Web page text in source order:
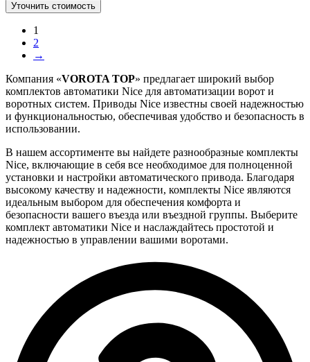
Уточнить стоимость
1
2
→
Компания «VOROTA TOP» предлагает широкий выбор
комплектов автоматики Nice для автоматизации ворот и
воротных систем. Приводы Nice известны своей надежностью
и функциональностью, обеспечивая удобство и безопасность в
использовании.
В нашем ассортименте вы найдете разнообразные комплекты
Nice, включающие в себя все необходимое для полноценной
установки и настройки автоматического привода. Благодаря
высокому качеству и надежности, комплекты Nice являются
идеальным выбором для обеспечения комфорта и
безопасности вашего въезда или въездной группы. Выберите
комплект автоматики Nice и наслаждайтесь простотой и
надежностью в управлении вашими воротами.